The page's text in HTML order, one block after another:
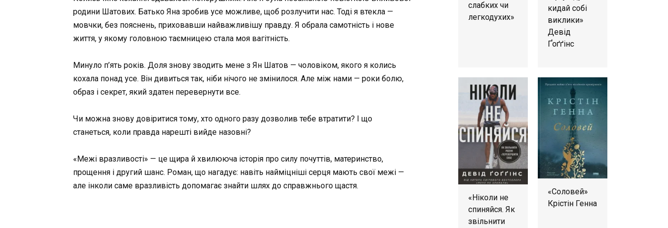
родини Шатових. Батько Яна зробив усе можливе, щоб розлучити нас. Тоді я втекла —
мовчки, без пояснень, приховавши найважливішу правду. Я обрала самотність і нове
життя, у якому головною таємницею стала моя вагітність.
Минуло п’ять років. Доля знову зводить мене з Ян Шатов — чоловіком, якого я колись
кохала понад усе. Він дивиться так, ніби нічого не змінилося. Але між нами — роки болю,
образ і секрет, який здатен перевернути все.
Чи можна знову довіритися тому, хто одного разу дозволив тебе втратити? І що
станеться, коли правда нарешті вийде назовні?
«Межі вразливості» — це щира й хвилююча історія про силу почуттів, материнство,
прощення і другий шанс. Роман, що нагадує: навіть найміцніші серця мають свої межі —
але інколи саме вразливість допомагає знайти шлях до справжнього щастя.
слабких чи
легкодухих»
кидай собі
виклики»
Девід
Ґоґґінс
«Ніколи не
спиняйся. Як
звільнити
«Соловей»
Крістін Генна